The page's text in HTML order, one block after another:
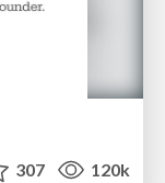
307 120k